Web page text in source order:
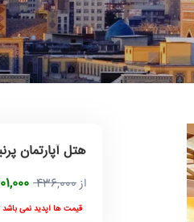
هتل آپارتمان
از436,000
401,000
قیمت ها آپدید نمی